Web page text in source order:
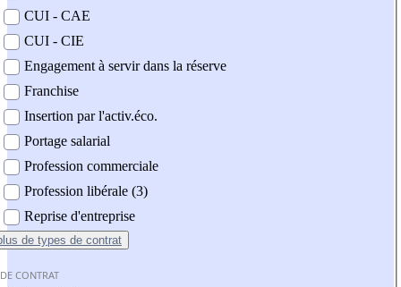
CUI - CAE
CUI - CIE
Engagement à servir dans la réserve
Franchise
Insertion par l'activ.éco.
Portage salarial
Profession commerciale
Profession libérale (3)
Reprise d'entreprise
de types de contrat
CONTRAT